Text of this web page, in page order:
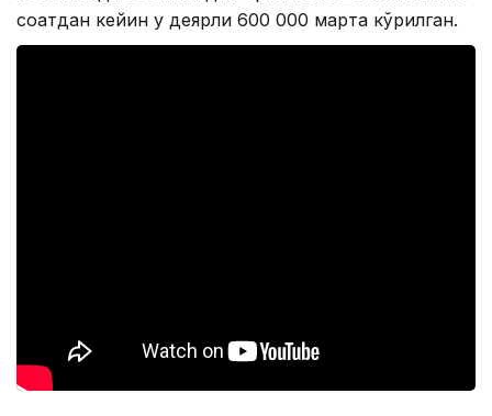
соатдан кейин у деярли 600 000 марта кўрилган.